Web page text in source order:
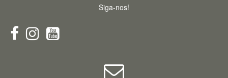
Siga-nos!